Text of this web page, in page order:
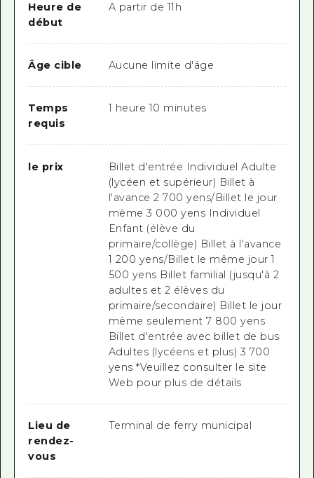
Heure de
début
A partir de 11h
Âge cible Aucune limite d'âge
Temps
requis
1 heure 10 minutes
le prix
Billet d'entrée Individuel Adulte
(lycéen et supérieur) Billet à
l'avance 2 700 yens/Billet le jour
même 3 000 yens Individuel
Enfant (élève du
primaire/collège) Billet à l'avance
1 200 yens/Billet le même jour 1
500 yens Billet familial (jusqu'à 2
adultes et 2 élèves du
primaire/secondaire) Billet le jour
même seulement 7 800 yens
Billet d'entrée avec billet de bus
Adultes (lycéens et plus) 3 700
yens *Veuillez consulter le site
Web pour plus de détails
Lieu de
rendez-
vous
Terminal de ferry municipal